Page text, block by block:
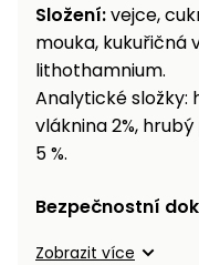
Složení:vejce,
mouka, kukuřičná
lithothamnium.
Analytické složky:
vláknina 2%,
5 %.
Bezpečnostní
Zobrazit více